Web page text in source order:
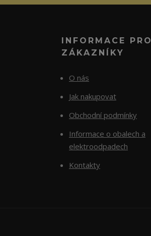
INFORMACE PRO
ZÁKAZNÍKY
O nás
Jak nakupovat
Obchodní podmínky
Informace o obalech a
elektroodpadech
Kontakty